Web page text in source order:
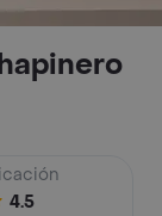
4.5